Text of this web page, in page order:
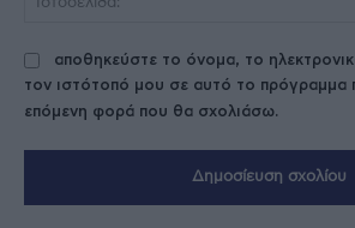
αποθηκεύστε το όνομα, το
τον ιστότοπό μου σε αυτό το πρόγραμμα
επόμενη φορά που θα σχολιάσω.